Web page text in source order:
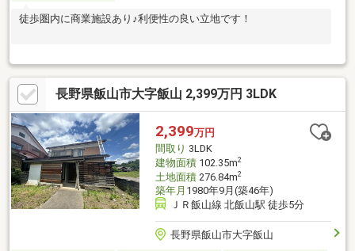
徒歩圏内に商業施設あり♪利便性の良い立地です！
長野県飯山市大字飯山 2,399万円 3LDK
2,399万円
間取り 3LDK
建物面積102.35m2
土地面積276.84m2
築年月 1980年9月(築46年)
ＪＲ飯山線 北飯山駅 徒歩5分
長野県飯山市大字飯山